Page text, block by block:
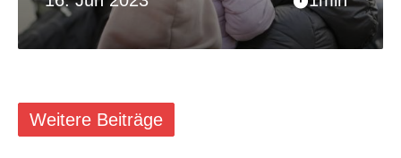
Weitere Beiträge